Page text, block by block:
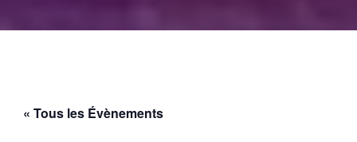
« Tous les Évènements